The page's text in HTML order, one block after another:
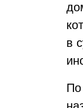
в
По